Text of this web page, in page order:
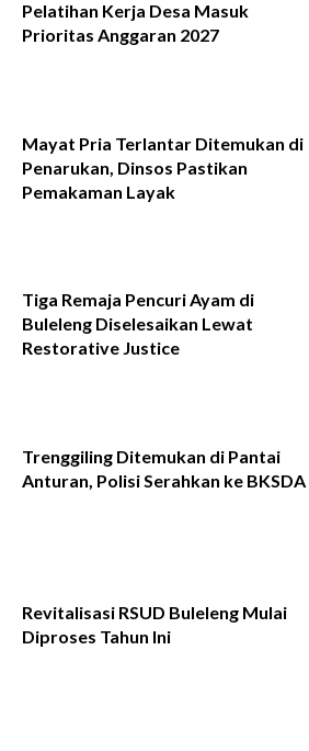
Pelatihan Kerja Desa Masuk
Prioritas Anggaran 2027
Mayat Pria Terlantar Ditemukan di
Penarukan, Dinsos Pastikan
Pemakaman Layak
Tiga Remaja Pencuri Ayam di
Buleleng Diselesaikan Lewat
Restorative Justice
Trenggiling Ditemukan di Pantai
Anturan, Polisi Serahkan ke BKSDA
Revitalisasi RSUD Buleleng Mulai
Diproses Tahun Ini